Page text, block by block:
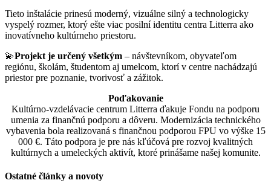
Tieto inštalácie prinesú moderný, vizuálne silný a technologicky
vyspelý rozmer, ktorý ešte viac posilní identitu centra Litterra ako
inovatívneho kultúrneho priestoru.
💫Projekt je určený všetkým – návštevníkom, obyvateľom
regiónu, školám, študentom aj umelcom, ktorí v centre nachádzajú
priestor pre poznanie, tvorivosť a zážitok.
Poďakovanie
Kultúrno-vzdelávacie centrum Litterra ďakuje Fondu na podporu
umenia za finančnú podporu a dôveru. Modernizácia technického
vybavenia bola realizovaná s finančnou podporou FPU vo výške 15
000 €. Táto podpora je pre nás kľúčová pre rozvoj kvalitných
kultúrnych a umeleckých aktivít, ktoré prinášame našej komunite.
Ostatné články a novoty